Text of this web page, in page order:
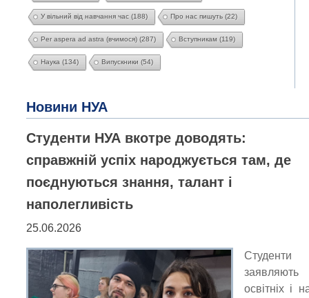
У вільний від навчання час (188) Про нас пишуть (22)
Per aspera ad astra (вчимося) (287) Вступникам (119)
Наука (134) Випускники (54)
Новини НУА
Студенти НУА вкотре доводять:
справжній успіх народжується там, де
поєднуються знання, талант і
наполегливість
25.06.2026
освітніх і